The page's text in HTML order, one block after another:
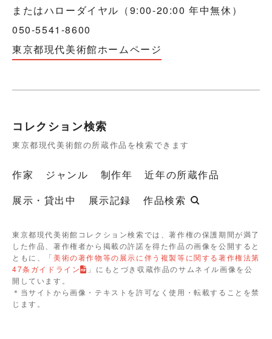
またはハローダイヤル（9:00-20:00 年中無休）
050-5541-8600
東京都現代美術館ホームページ
コレクション検索
東京都現代美術館の所蔵作品を検索できます
作家 ジャンル 制作年
近年の所蔵作品
展示・貸出中
展示記録 作品検索
東京都現代美術館コレクション検索では、著作権の保護期間が満了
した作品、著作権者から掲載の許諾を得た作品の画像を公開すると
ともに、「美術の著作物等の展示に伴う複製等に関する著作権法第
47条ガイドライン
」にもとづき収蔵作品のサムネイル画像を公
開しています。
＊当サイトから画像・テキストを許可なく使用・転載することを禁
じます。